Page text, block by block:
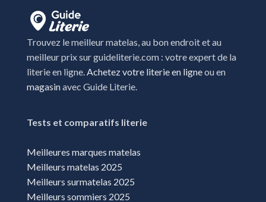
Trouvez le meilleur matelas, au bon endroit et au
meilleur prix sur guideliterie.com : votre expert de la
literie en ligne. Achetez votre literie en ligneou en
magasinavec Guide Literie.
Tests et comparatifs literie
Meilleures marques matelas
Meilleurs matelas 2025
Meilleurs surmatelas 2025
Meilleurs sommiers 2025